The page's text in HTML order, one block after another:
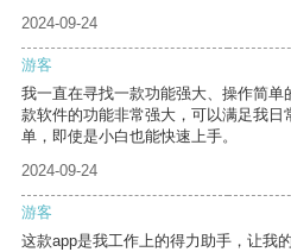
2024-09-24
游客
我一直在寻找一款功能强大、操作简
款软件的功能非常强大，可以满足我
单，即使是小白也能快速上手。
2024-09-24
游客
这款app是我工作上的得力助手，让我